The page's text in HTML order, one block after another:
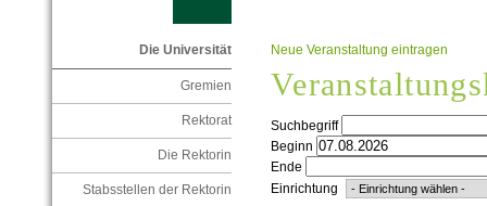
Die Universität
Gremien
Rektorat
Die Rektorin
Stabsstellen der Rektorin
Neue Veranstaltung eintragen
Suchbegriff
Beginn
Ende
Einrichtung